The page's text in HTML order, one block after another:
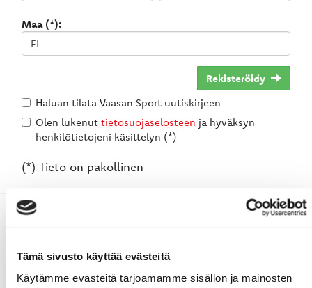
Tämä sivusto käyttää evästeitä
Käytämme evästeitä tarjoamamme sisällön ja mainosten
Maa (*):
Rekisteröidy
Haluan tilata Vaasan Sport uutiskirjeen
Olen lukenut tietosuojaselosteen ja hyväksyn
henkilötietojeni käsittelyn (*)
(*) Tieto on pakollinen